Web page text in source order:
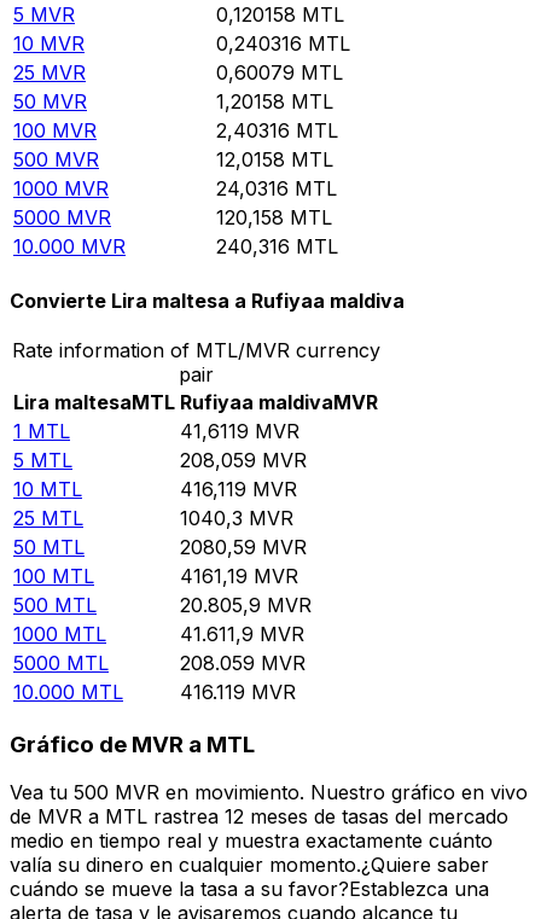
5 MVR 0,120158 MTL
10 MVR 0,240316 MTL
25 MVR 0,60079 MTL
50 MVR 1,20158 MTL
100 MVR 2,40316 MTL
500 MVR 12,0158 MTL
1000 MVR 24,0316 MTL
5000 MVR 120,158 MTL
10.000 MVR 240,316 MTL
Convierte Lira maltesa a Rufiyaa maldiva
Rate information of MTL/MVR currency
pair
Lira maltesaMTL Rufiyaa maldivaMVR
1 MTL 41,6119 MVR
5 MTL 208,059 MVR
10 MTL 416,119 MVR
25 MTL 1040,3 MVR
50 MTL 2080,59 MVR
100 MTL 4161,19 MVR
500 MTL 20.805,9 MVR
1000 MTL 41.611,9 MVR
5000 MTL 208.059 MVR
10.000 MTL 416.119 MVR
Gráfico de MVR a MTL
Vea tu 500 MVR en movimiento. Nuestro gráfico en vivo
de MVR a MTL rastrea 12 meses de tasas del mercado
medio en tiempo real y muestra exactamente cuánto
valía su dinero en cualquier momento.¿Quiere saber
cuándo se mueve la tasa a su favor?Establezca una
alerta de tasa y le avisaremos cuando alcance tu